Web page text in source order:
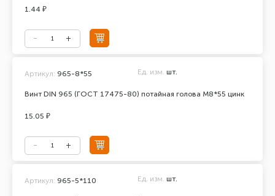
1.44 ₽
Винт DIN 965 (ГОСТ 17475-80) потайная голова М8*55 цинк
Артикул: 965-8*55 Ед. изм. шт.
15.05 ₽
Артикул: 965-5*110 Ед. изм. шт.